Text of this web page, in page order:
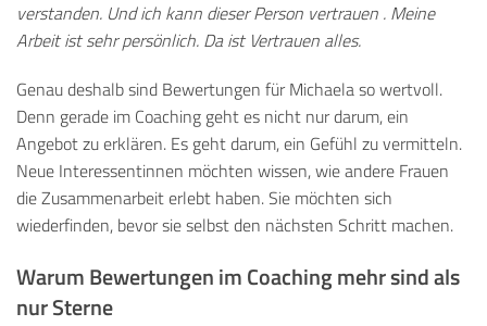
verstanden. Und ich kann dieser Person vertrauen . Meine
Arbeit ist sehr persönlich. Da ist Vertrauen alles.
Genau deshalb sind Bewertungen für Michaela so wertvoll.
Denn gerade im Coaching geht es nicht nur darum, ein
Angebot zu erklären. Es geht darum, ein Gefühl zu vermitteln.
Neue Interessentinnen möchten wissen, wie andere Frauen
die Zusammenarbeit erlebt haben. Sie möchten sich
wiederfinden, bevor sie selbst den nächsten Schritt machen.
Warum Bewertungen im Coaching mehr sind als
nur Sterne